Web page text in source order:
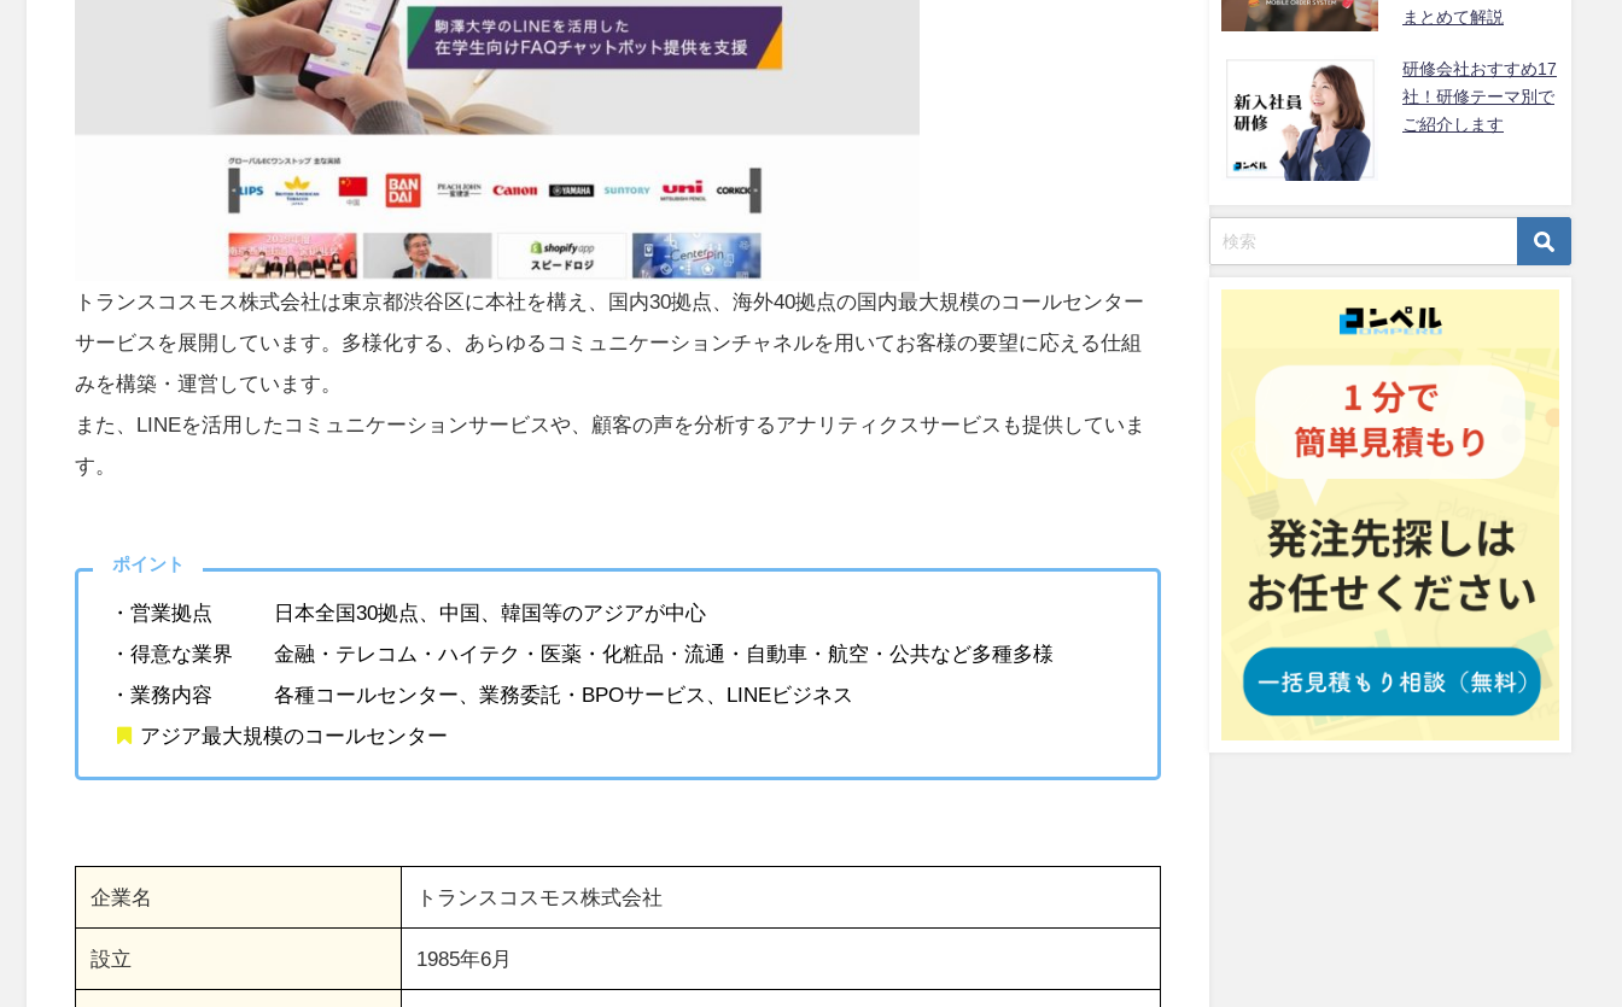
トランスコスモス株式会社は東京都渋谷区に本社を構え、国内30拠点、海外40拠点の国内最大規模のコールセンター
サービスを展開しています。多様化する、あらゆるコミュニケーションチャネルを用いてお客様の要望に応える仕組
みを構築・運営しています。
また、LINEを活用したコミュニケーションサービスや、顧客の声を分析するアナリティクスサービスも提供していま
す。
ポイント
・営業拠点 日本全国30拠点、中国、韓国等のアジアが中心
・得意な業界 金融・テレコム・ハイテク・医薬・化粧品・流通・自動車・航空・公共など多種多様
・業務内容 各種コールセンター、業務委託・BPOサービス、LINEビジネス
アジア最大規模のコールセンター
企業名 トランスコスモス株式会社
設立 1985年6月
まとめて解説
研修会社おすすめ17
社！研修テーマ別で
ご紹介します